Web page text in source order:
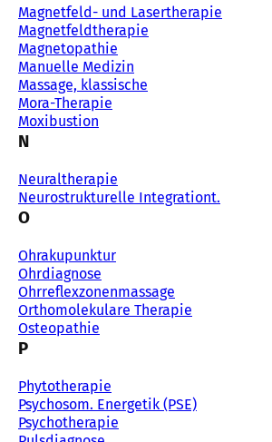
Magnetfeld- und Lasertherapie
Magnetfeldtherapie
Magnetopathie
Manuelle Medizin
Massage, klassische
Mora-Therapie
Moxibustion
N
Neuraltherapie
Neurostrukturelle Integrationt.
O
Ohrakupunktur
Ohrdiagnose
Ohrreflexzonenmassage
Orthomolekulare Therapie
Osteopathie
P
Phytotherapie
Psychosom. Energetik (PSE)
Psychotherapie